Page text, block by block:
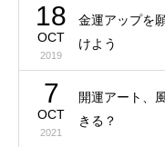
18
OCT
2019
金運アップを
けよう
7
OCT
2021
開運アート、
きる？